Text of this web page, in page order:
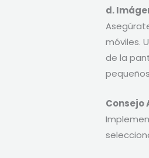
d.
móviles.
de la
Consejo